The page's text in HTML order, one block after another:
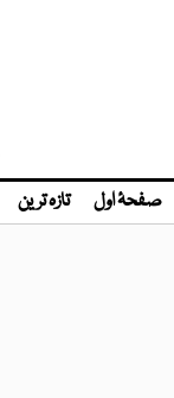
صفحۂ اول تازہ ترین